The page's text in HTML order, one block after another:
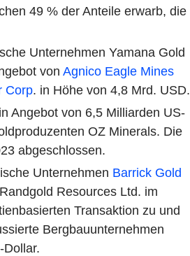
49 % der Anteile erwarb, die
Unternehmen Yamana Gold
von Agnico Eagle Mines
Corp. in Höhe von 4,8 Mrd. USD.
Angebot von 6,5 Milliarden US-
OZ Minerals. Die
abgeschlossen.
Unternehmen Barrick Gold
Resources Ltd. im
Transaktion zu und
Bergbauunternehmen
Dollar.